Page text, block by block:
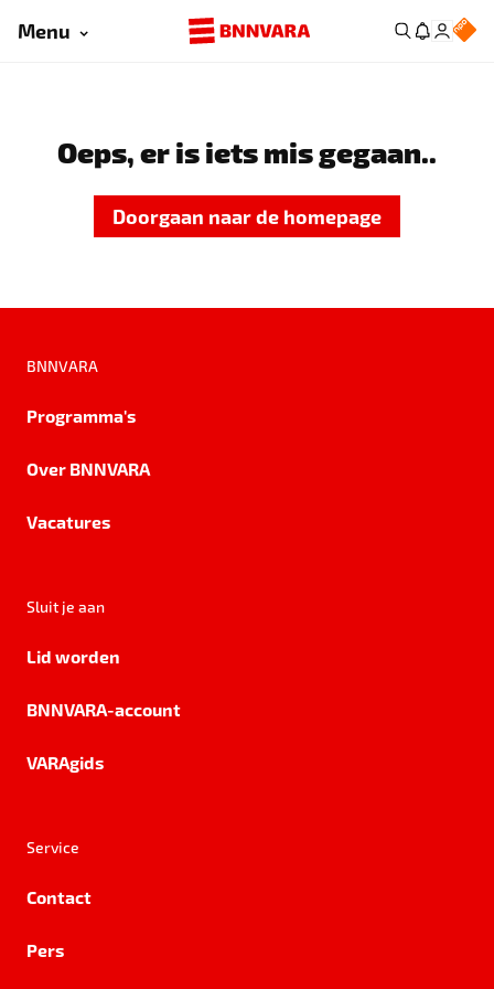
Menu
Oeps, er is iets mis gegaan..
Doorgaan naar de homepage
BNNVARA
Programma's
Over BNNVARA
Vacatures
Sluit je aan
Lid worden
BNNVARA-account
VARAgids
Service
Contact
Pers